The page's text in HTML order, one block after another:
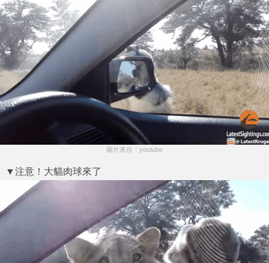
圖片來自：youtube
▼注意！大貓肉球來了